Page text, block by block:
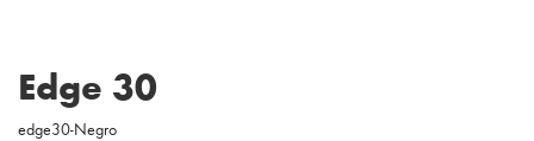
Edge 30
edge30-Negro